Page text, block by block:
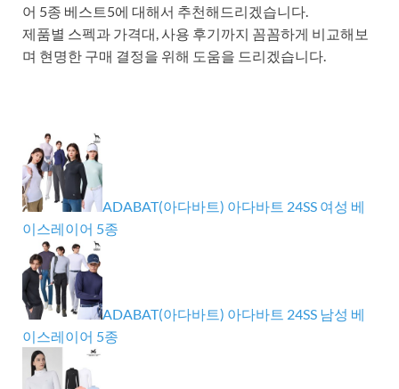
어 5종 베스트5에 대해서 추천해드리겠습니다.
제품별 스펙과 가격대, 사용 후기까지 꼼꼼하게 비교해보
며 현명한 구매 결정을 위해 도움을 드리겠습니다.
ADABAT(아다바트) 아다바트 24SS 여성 베
이스레이어 5종
ADABAT(아다바트) 아다바트 24SS 남성 베
이스레이어 5종